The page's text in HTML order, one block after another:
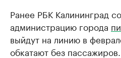
Ранее РБК Калининград
администрацию города
выйдут на линию в
обкатают без